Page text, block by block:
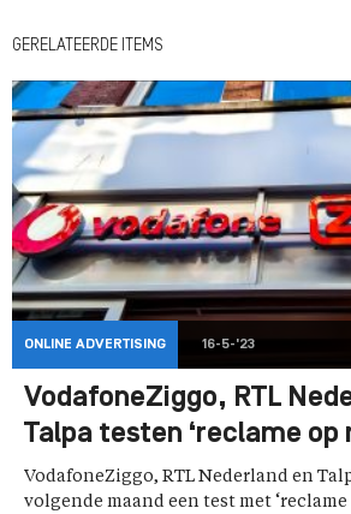
GERELATEERDE ITEMS
ONLINE ADVERTISING 16-5-'23
VodafoneZiggo, RTL
Talpa testen ‘reclame op
VodafoneZiggo, RTL Nederland en
volgende maand een test met ‘reclame